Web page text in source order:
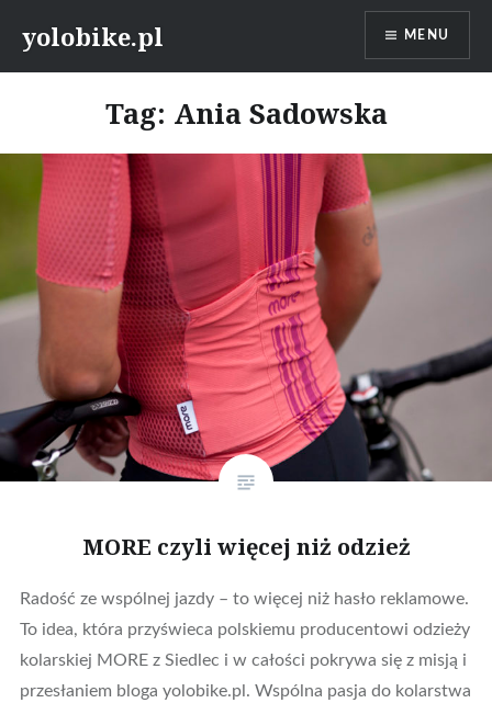
yolobike.pl MENU
Tag: Ania Sadowska
MORE czyli więcej niż odzież
Radość ze wspólnej jazdy – to więcej niż hasło reklamowe.
To idea, która przyświeca polskiemu producentowi odzieży
kolarskiej MORE z Siedlec i w całości pokrywa się z misją i
przesłaniem bloga yolobike.pl. Wspólna pasja do kolarstwa